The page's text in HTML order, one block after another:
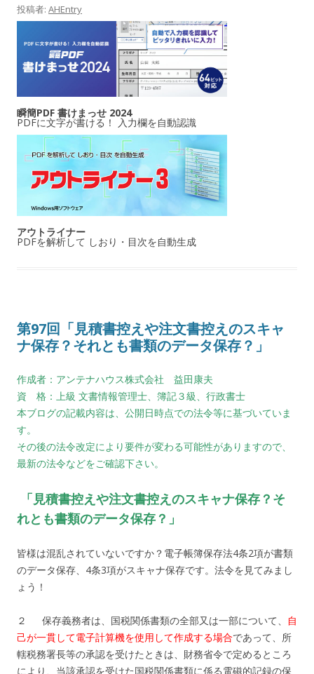
投稿者: AHEntry
瞬簡PDF 書けまっせ 2024
PDFに文字が書ける！ 入力欄を自動認識
アウトライナー
PDFを解析して しおり・目次を自動生成
第97回「見積書控えや注文書控えのスキャ
ナ保存？それとも書類のデータ保存？」
作成者：アンテナハウス株式会社 益田康夫
資 格：上級 文書情報管理士、簿記３級、行政書士
本ブログの記載内容は、公開日時点での法令等に基づいていま
す。
その後の法令改定により要件が変わる可能性がありますので、
最新の法令などをご確認下さい。
「見積書控えや注文書控えのスキャナ保存？そ
れとも書類のデータ保存？」
皆様は混乱されていないですか？電子帳簿保存法4条2項が書類
のデータ保存、4条3項がスキャナ保存です。法令を見てみまし
ょう！
２ 保存義務者は、国税関係書類の全部又は一部について、
自
己が一貫して電子計算機を使用して作成する場合であって、所
轄税務署長等の承認を受けたときは、財務省令で定めるところ
により、当該承認を受けた国税関係書類に係る電磁的記録の保